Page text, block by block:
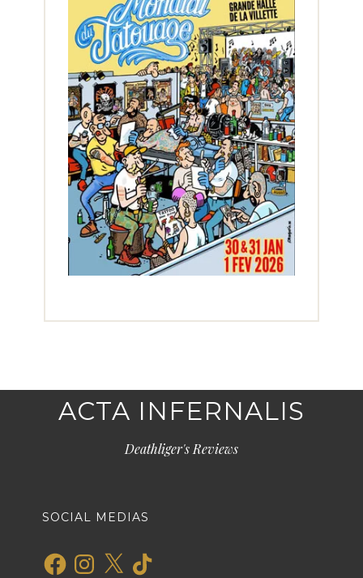
ACTA INFERNALIS
Deathliger's Reviews
SOCIAL MEDIAS
FacebookInstagram
X TikTok